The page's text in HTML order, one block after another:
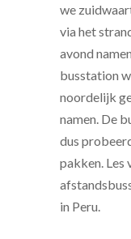
we
via het
avond
busstation
noordelijk
namen. De
dus
pakken. Les
in Peru.